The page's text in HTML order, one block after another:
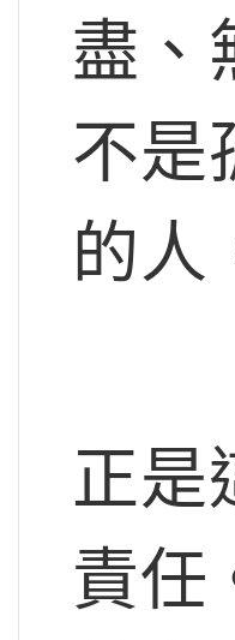
盡、
不是
的人
正是
責任